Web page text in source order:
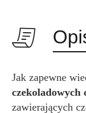
Jak zapewne
czekoladowych
zawierających